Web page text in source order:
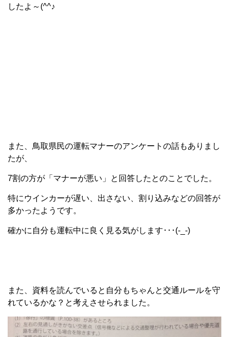
したよ～(^^♪
また、鳥取県民の運転マナーのアンケートの話もありまし
たが、
7割の方が「マナーが悪い」と回答したとのことでした。
特にウインカーが遅い、出さない、割り込みなどの回答が
多かったようです。
確かに自分も運転中に良く見る気がします･･･(-_-)
また、資料を読んでいると自分もちゃんと交通ルールを守
れているかな？と考えさせられました。